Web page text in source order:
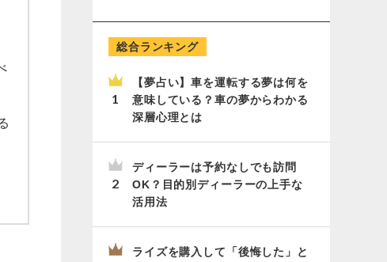
総合ランキング
【夢占い】車を運転する夢は何を
意味している？車の夢からわかる
深層心理とは
ディーラーは予約なしでも訪問
OK？目的別ディーラーの上手な
活用法
ライズを購入して「後悔した」と